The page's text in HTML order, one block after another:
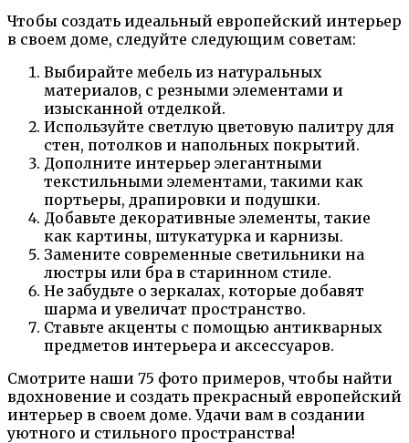
Чтобы создать идеальный европейский интерьер
в своем доме, следуйте следующим советам:
Выбирайте мебель из натуральных
материалов, с резными элементами и
изысканной отделкой.
Используйте светлую цветовую палитру для
стен, потолков и напольных покрытий.
Дополните интерьер элегантными
текстильными элементами, такими как
портьеры, драпировки и подушки.
Добавьте декоративные элементы, такие
как картины, штукатурка и карнизы.
Замените современные светильники на
люстры или бра в старинном стиле.
Не забудьте о зеркалах, которые добавят
шарма и увеличат пространство.
Ставьте акценты с помощью антикварных
предметов интерьера и аксессуаров.
Смотрите наши 75 фото примеров, чтобы найти
вдохновение и создать прекрасный европейский
интерьер в своем доме. Удачи вам в создании
уютного и стильного пространства!